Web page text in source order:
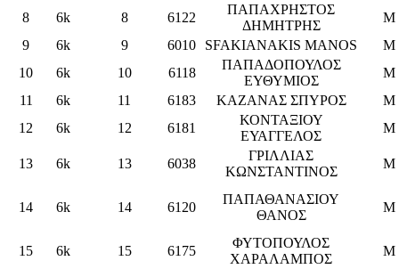
8 6k 8 6122
ΠΑΠΑΧΡΗΣΤΟΣ
ΔΗΜΗΤΡΗΣ
M
9
6k 9 6010 SFAKIANAKIS MANOS
M
10
6k 10 6118
ΠΑΠΑΔΟΠΟΥΛΟΣ
ΕΥΘΥΜΙΟΣ
M
11
6k 11 6183 ΚΑΖΑΝΑΣ ΣΠΥΡΟΣ
M
12
6k 12 6181
ΚΟΝΤΑΞΙΟΥ
ΕΥΑΓΓΕΛΟΣ
M
13 6k 13 6038
ΓΡΙΛΛΙΑΣ
ΚΩΝΣΤΑΝΤΙΝΟΣ
M
14 6k 14 6120
ΠΑΠΑΘΑΝΑΣΙΟΥ
ΘΑΝΟΣ
M
15 6k 15 6175
ΦΥΤΟΠΟΥΛΟΣ
ΧΑΡΑΛΑΜΠΟΣ
M